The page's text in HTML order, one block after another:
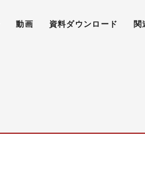
動画 資料ダウンロード 関